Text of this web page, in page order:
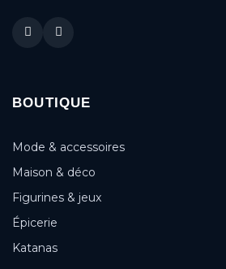
BOUTIQUE
Mode & accessoires
Maison & déco
Figurines & jeux
Épicerie
Katanas